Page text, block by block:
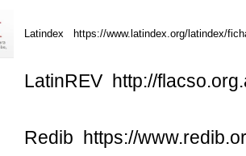
Latindex https://www.latindex.org/latindex/
LatinREV http://
Redib https://